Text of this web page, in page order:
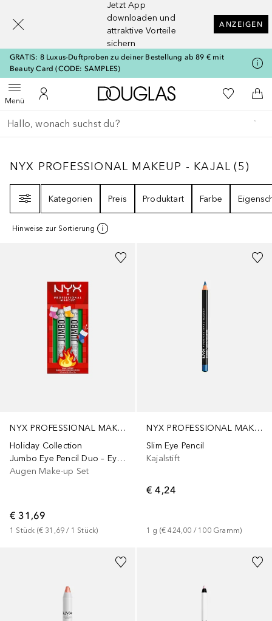
Jetzt App
downloaden und
attraktive Vorteile
sichern
ANZEIGEN
GRATIS: 8 Luxus-Duftproben zu deiner Bestellung ab 89 € mit
Beauty Card (CODE: SAMPLES)
MenüMenü öffnenZu Meinem Kundenkonto
Zur Douglas Startseite
Zu Meiner
Gehe zurück
Suche ausführen
NYX PROFESSIONAL MAKEUP - KAJAL5
NYX PROFESSIONAL MAKEUP - KAJAL (5)
Kategorien
Preis Produktart Farbe
Hinweise zur Sortierung
NYX PROFESSIONAL MAKEUP
Holiday Collection
Jumbo Eye Pencil Duo – Eyeliner-Set
Augen Make-up Set
€ 31,69
1 Stück (€ 31,69 / 1 Stück)
NYX PROFESSIONAL MAKEUP
Slim Eye Pencil
Kajalstift
€ 4,24
1 g (€ 424,00 / 100 Gramm)
[navigation.slideout.screenreader]